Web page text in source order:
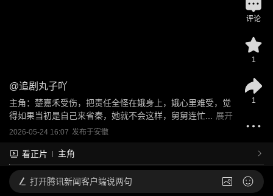
@追剧丸子吖
主角：楚嘉禾受伤，把责任全怪在娥身上，娥心里难受，觉
得如果当初是自己来省秦，她就不会这样，舅舅连忙...
展开
2026-05-24 16:07 发布于安徽
看正片 主角
评论
1
1
打开腾讯新闻客户端说两句